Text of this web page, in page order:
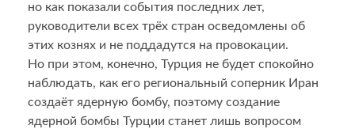
но как показали события последних лет,
руководители всех трёх стран осведомлены об
этих кознях и не поддадутся на провокации.
Но при этом, конечно, Турция не будет спокойно
наблюдать, как его региональный соперник Иран
создаёт ядерную бомбу, поэтому создание
ядерной бомбы Турции станет лишь вопросом